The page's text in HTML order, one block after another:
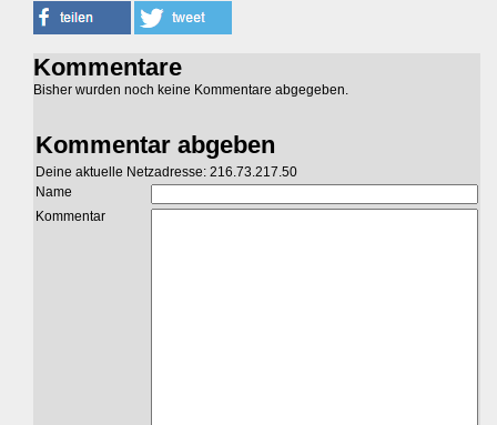
Kommentare
Bisher wurden noch keine Kommentare abgegeben.
Kommentar abgeben
Deine aktuelle Netzadresse: 216.73.217.50
Name
Kommentar